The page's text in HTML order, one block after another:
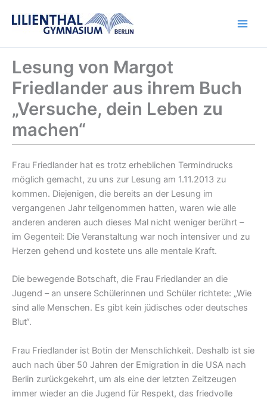
Inhalt
Lesung von Margot
Friedlander aus ihrem Buch
„Versuche, dein Leben zu
machen“
Frau Friedlander hat es trotz erheblichen Termindrucks
möglich gemacht, zu uns zur Lesung am 1.11.2013 zu
kommen. Diejenigen, die bereits an der Lesung im
vergangenen Jahr teilgenommen hatten, waren wie alle
anderen anderen auch dieses Mal nicht weniger berührt –
im Gegenteil: Die Veranstaltung war noch intensiver und zu
Herzen gehend und kostete uns alle mentale Kraft.
Die bewegende Botschaft, die Frau Friedlander an die
Jugend – an unsere Schülerinnen und Schüler richtete: „Wie
sind alle Menschen. Es gibt kein jüdisches oder deutsches
Blut“.
Frau Friedlander ist Botin der Menschlichkeit. Deshalb ist sie
auch nach über 50 Jahren der Emigration in die USA nach
Berlin zurückgekehrt, um als eine der letzten Zeitzeugen
immer wieder an die Jugend für Respekt, das friedvolle